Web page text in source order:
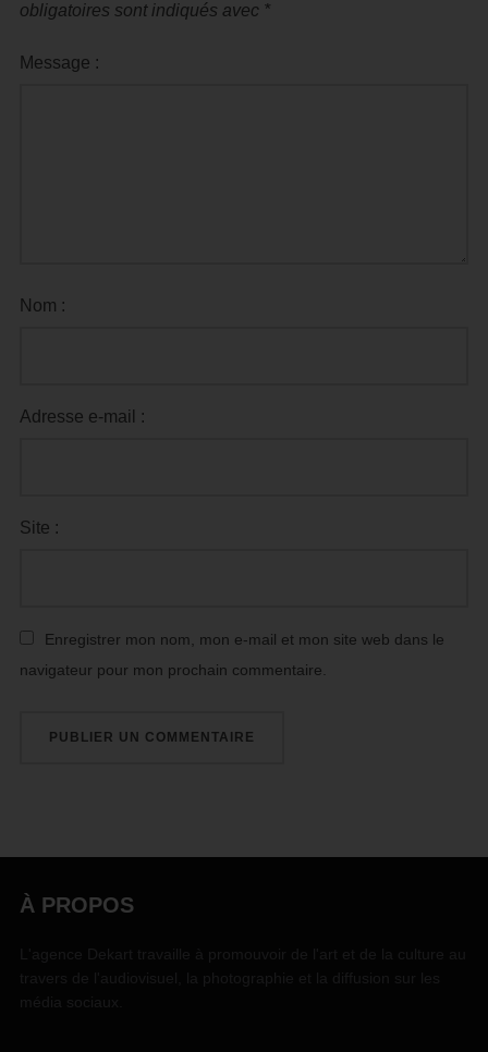
obligatoires sont indiqués avec *
Message :
Nom :
Adresse e-mail :
Site :
Enregistrer mon nom, mon e-mail et mon site web dans le
navigateur pour mon prochain commentaire.
À PROPOS